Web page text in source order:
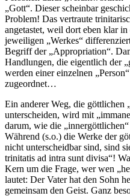
„Gott“. Dieser scheinbar
Problem! Das vertraute
angetastet, weil dort eben klar
jeweiligen „Werkes“
Begriff der „Appropriation“.
Handlungen, die eigentlich der
werden einer einzelnen
zugeordnet…
Ein anderer Weg, die göttlichen
unterscheiden, wird mit
darum, wie die
Während (s.o.) die Werke der
nicht unterscheidbar sind, sind
trinitatis ad intra sunt divisa“!
Kern um die Frage, wer wen
lautet: Der Vater hat den Sohn
gemeinsam den Geist. Ganz